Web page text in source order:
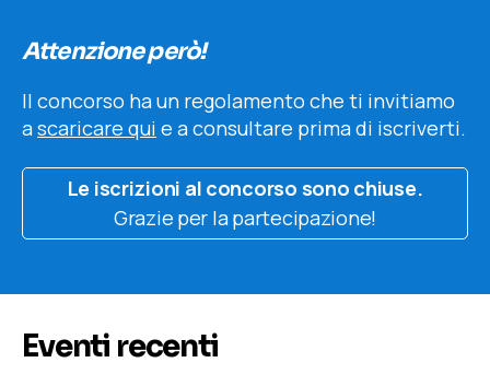
Attenzione però!
Il concorso ha un regolamento che ti invitiamo
ascaricare qui e a consultare prima di iscriverti.
Le iscrizioni al concorso sono chiuse.
Grazie per la partecipazione!
Eventi recenti